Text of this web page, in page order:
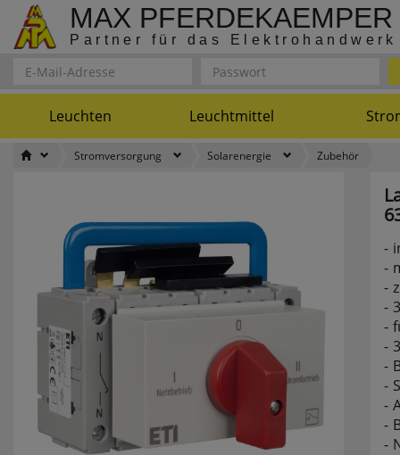
MAX PFERDEKAEMPER
Partner für das Elektrohandwerk
Leuchten Leuchtmittel
Stromversorgung Solarenergie Zubehör